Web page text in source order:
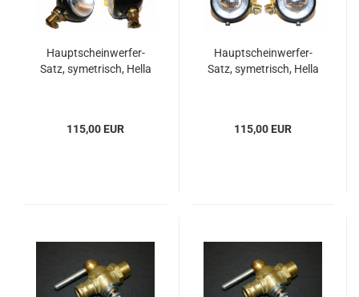
Hauptscheinwerfer-
Satz, symetrisch, Hella
115,00 EUR
Hauptscheinwerfer-
Satz, symetrisch, Hella
115,00 EUR